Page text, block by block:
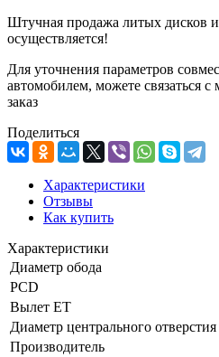
Штучная продажа литых дисков
осуществляется!
Для уточнения параметров
автомобилем, можете связаться
заказ
Поделиться
Характеристики
Отзывы
Как купить
Характеристики
Диаметр обода
PCD
Вылет ET
Диаметр центрального отверстия
Производитель